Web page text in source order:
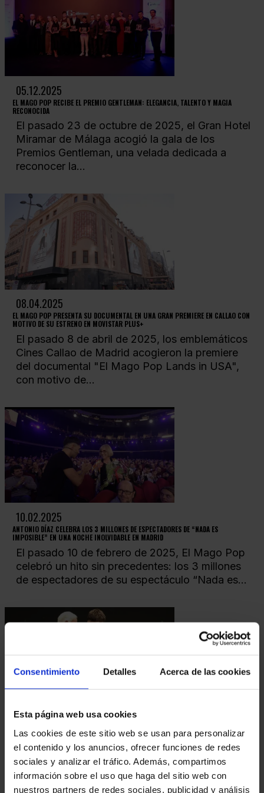
Consentimiento Detalles Acerca de las cookies
Esta página web usa cookies
Las cookies de este sitio web se usan para personalizar
el contenido y los anuncios, ofrecer funciones de redes
sociales y analizar el tráfico. Además, compartimos
información sobre el uso que haga del sitio web con
nuestros partners de redes sociales, publicidad y análisis
05.12.2025
EL MAGO POP RECIBE EL PREMIO GENTLEMAN: ELEGANCIA, TALENTO Y MAGIA
RECONOCIDA
El pasado 23 de octubre de 2025, el Gran Hotel
Miramar de Málaga acogió la gala de los
Premios Gentleman, una velada dedicada a
reconocer la...
08.04.2025
EL MAGO POP PRESENTA SU DOCUMENTAL EN UNA GRAN PREMIERE EN CALLAO CON
MOTIVO DE SU ESTRENO EN MOVISTAR PLUS+
El pasado 8 de abril de 2025, los emblemáticos
Cines Callao de Madrid acogieron la premiere
del documental "El Mago Pop Lands in USA",
con motivo de...
10.02.2025
ANTONIO DÍAZ CELEBRA LOS 3 MILLONES DE ESPECTADORES DE “NADA ES
IMPOSIBLE” EN UNA NOCHE INOLVIDABLE EN MADRID
El pasado 10 de febrero de 2025, El Mago Pop
celebró un hito sin precedentes: los 3 millones
de espectadores de su espectáculo “Nada es...
19.01.2025
ANTONIO DÍAZ, NOMBRADO ACADÉMICO DE HONOR POR LA ACADEMIA DE LAS ARTES
ESCÉNICAS DE ESPAÑA
Antonio Díaz, ha sido recientemente distinguido
como Académico de Honor por la Academia de
las Artes Escénicas de España. Este